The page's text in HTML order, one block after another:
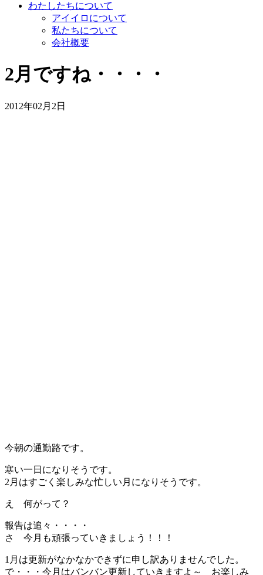
わたしたちについて
アイイロについて
私たちについて
会社概要
2月ですね・・・・
2012年02月2日
今朝の通勤路です。
寒い一日になりそうです。
2月はすごく楽しみな忙しい月になりそうです。
え 何がって？
報告は追々・・・・
さ 今月も頑張っていきましょう！！！
1月は更新がなかなかできずに申し訳ありませんでした。
で・・・今月はバンバン更新していきますよ～ お楽しみ